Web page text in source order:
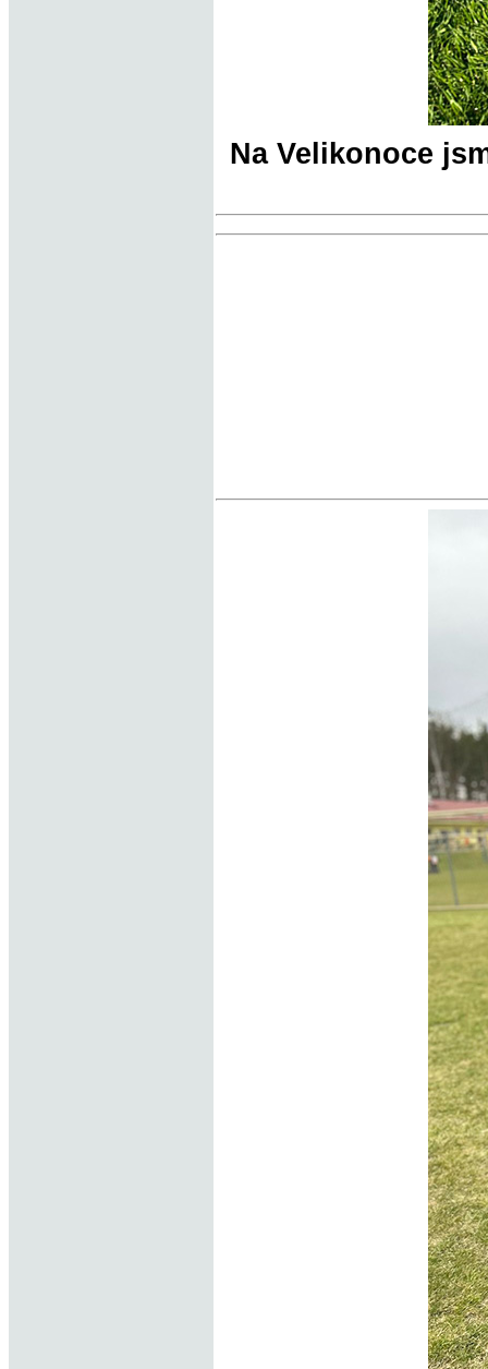
Na Velikonoce